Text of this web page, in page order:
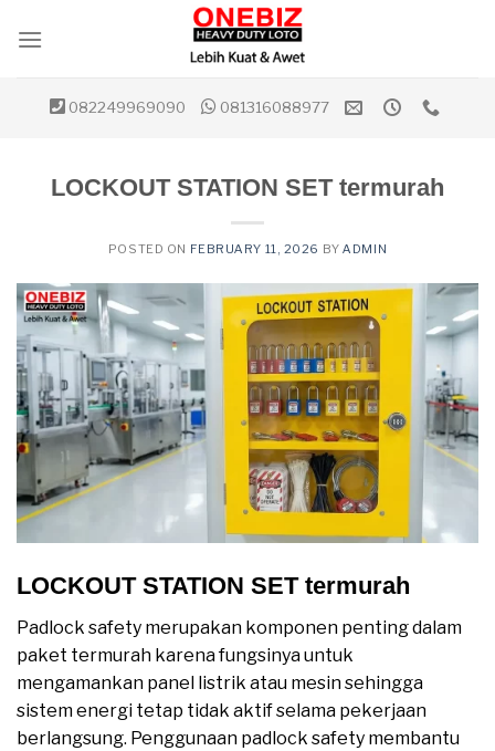
082249969090 081316088977
LOCKOUT STATION SET termurah
POSTED ON FEBRUARY 11, 2026 BYADMIN
LOCKOUT STATION SET termurah
Padlock safety merupakan komponen penting dalam
paket termurah karena fungsinya untuk
mengamankan panel listrik atau mesin sehingga
sistem energi tetap tidak aktif selama pekerjaan
berlangsung. Penggunaan padlock safety membantu